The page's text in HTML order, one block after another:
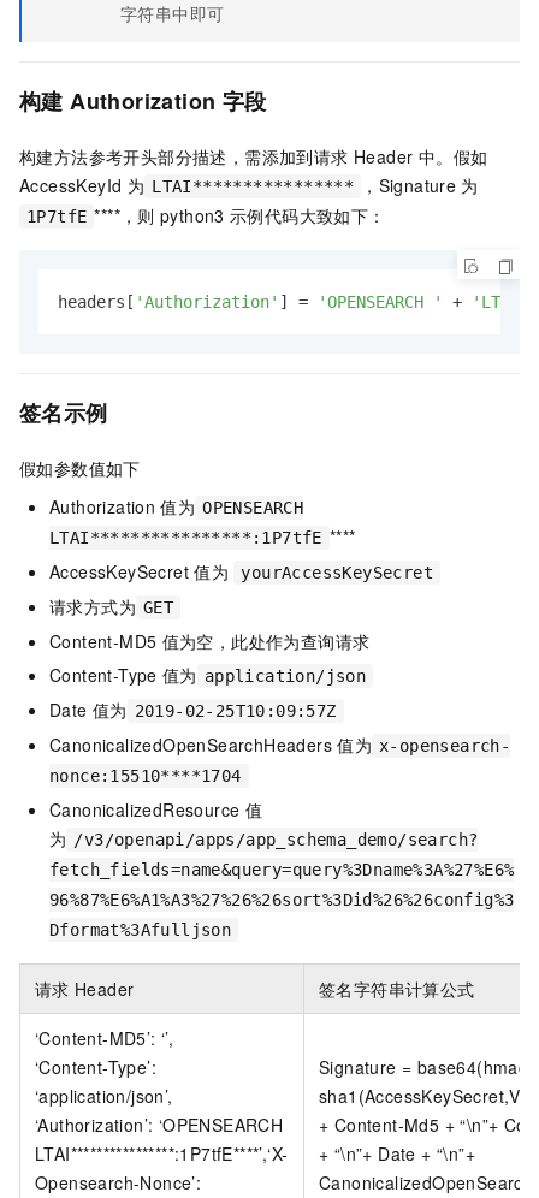
字符串中即可
构建 Authorization 字段
构建方法参考开头部分描述，需添加到请求 Header 中。假如
AccessKeyId 为 LTAI**************** ，Signature 为
1P7tfE ****，则 python3 示例代码大致如下：
headers[ 'Authorization' ] = 'OPENSEARCH ' +
签名示例
假如参数值如下
Authorization 值为 OPENSEARCH
LTAI****************:1P7tfE ****
AccessKeySecret 值为 yourAccessKeySecret
请求方式为 GET
Content-MD5 值为空，此处作为查询请求
Content-Type 值为 application/json
Date 值为 2019-02-25T10:09:57Z
CanonicalizedOpenSearchHeaders 值为 x-opensearch-
nonce:15510****1704
CanonicalizedResource 值
为 /v3/openapi/apps/app_schema_demo/search?
fetch_fields=name&query=query%3Dname%3A%27%E6%
96%87%E6%A1%A3%27%26%26sort%3Did%26%26config%3
Dformat%3Afulljson
请求 Header 签名字符串计算公式
‘Content-MD5’: ‘’,
‘Content-Type’:
‘application/json’,
‘Authorization’: ‘OPENSEARCH
LTAI****************:1P7tfE****’,‘X-
Opensearch-Nonce’:
Signature = base64(hmac-
+ Content-Md5 + “\n”+
+ “\n”+ Date + “\n”+